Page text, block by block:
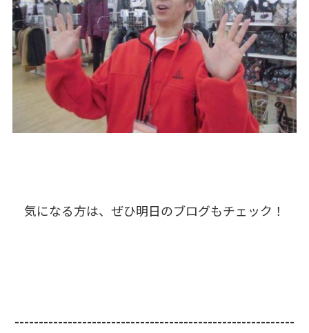
気になる方は、ぜひ明日のブログもチェック！
----------------------------------------------------------